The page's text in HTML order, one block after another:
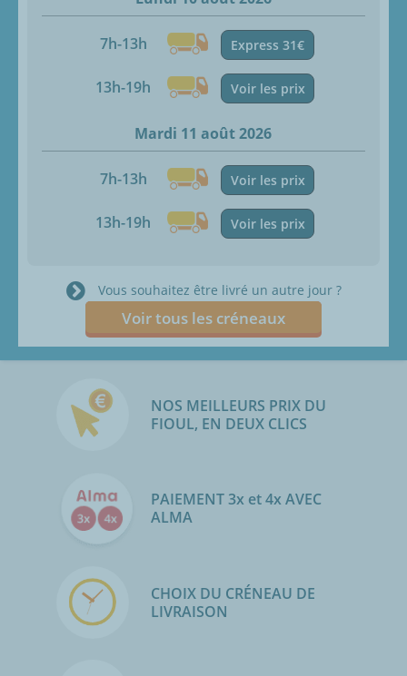
7h-13h Express 31€
13h-19h Voir les prix
Mardi 11 août 2026
7h-13h Voir les prix
13h-19h Voir les prix
Vous souhaitez être livré un autre jour ?
Voir tous les créneaux
NOS MEILLEURS PRIX DU
FIOUL, EN DEUX CLICS
PAIEMENT 3x et 4x AVEC
ALMA
CHOIX DU CRÉNEAU DE
LIVRAISON